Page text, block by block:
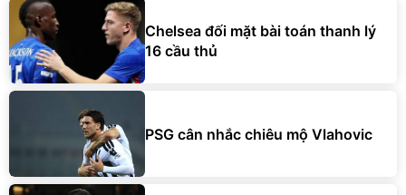
Chelsea đối mặt bài toán thanh lý
16 cầu thủ
PSG cân nhắc chiêu mộ Vlahovic